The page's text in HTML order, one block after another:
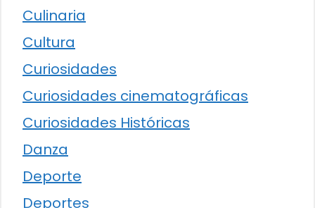
Culinaria
Cultura
Curiosidades
Curiosidades cinematográficas
Curiosidades Históricas
Danza
Deporte
Deportes